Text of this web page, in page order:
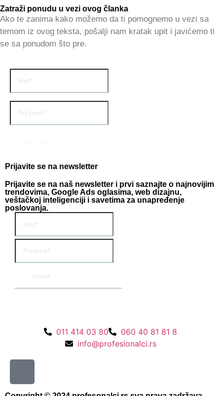
Zatraži ponudu u vezi ovog članka
Ako te zanima kako možemo da ti pomognemo u vezi sa
temom iz ovog teksta, pošalji nam kratak upit i javićemo ti
se sa ponudom što pre.
Prijavite se na newsletter
Prijavite se na naš newsletter i prvi saznajte o najnovijim
trendovima, Google Ads oglasima, web dizajnu,
veštačkoj inteligenciji i savetima za unapređenje
poslovanja.
011 414 03 80
060 40 81 81 8
info@profesionalci.rs